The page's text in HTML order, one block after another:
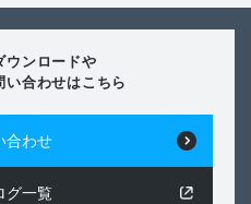
ウンロードや
い合わせはこちら
合わせ
グ一覧